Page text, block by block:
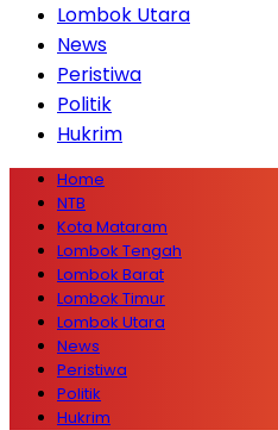
Lombok Utara
News
Peristiwa
Politik
Hukrim
Home
NTB
Kota Mataram
Lombok Tengah
Lombok Barat
Lombok Timur
Lombok Utara
News
Peristiwa
Politik
Hukrim